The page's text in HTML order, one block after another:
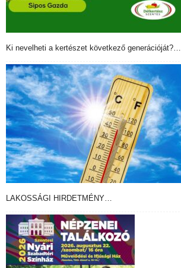
Ki nevelheti a kertészet következő generációját?…
LAKOSSÁGI HIRDETMÉNY…